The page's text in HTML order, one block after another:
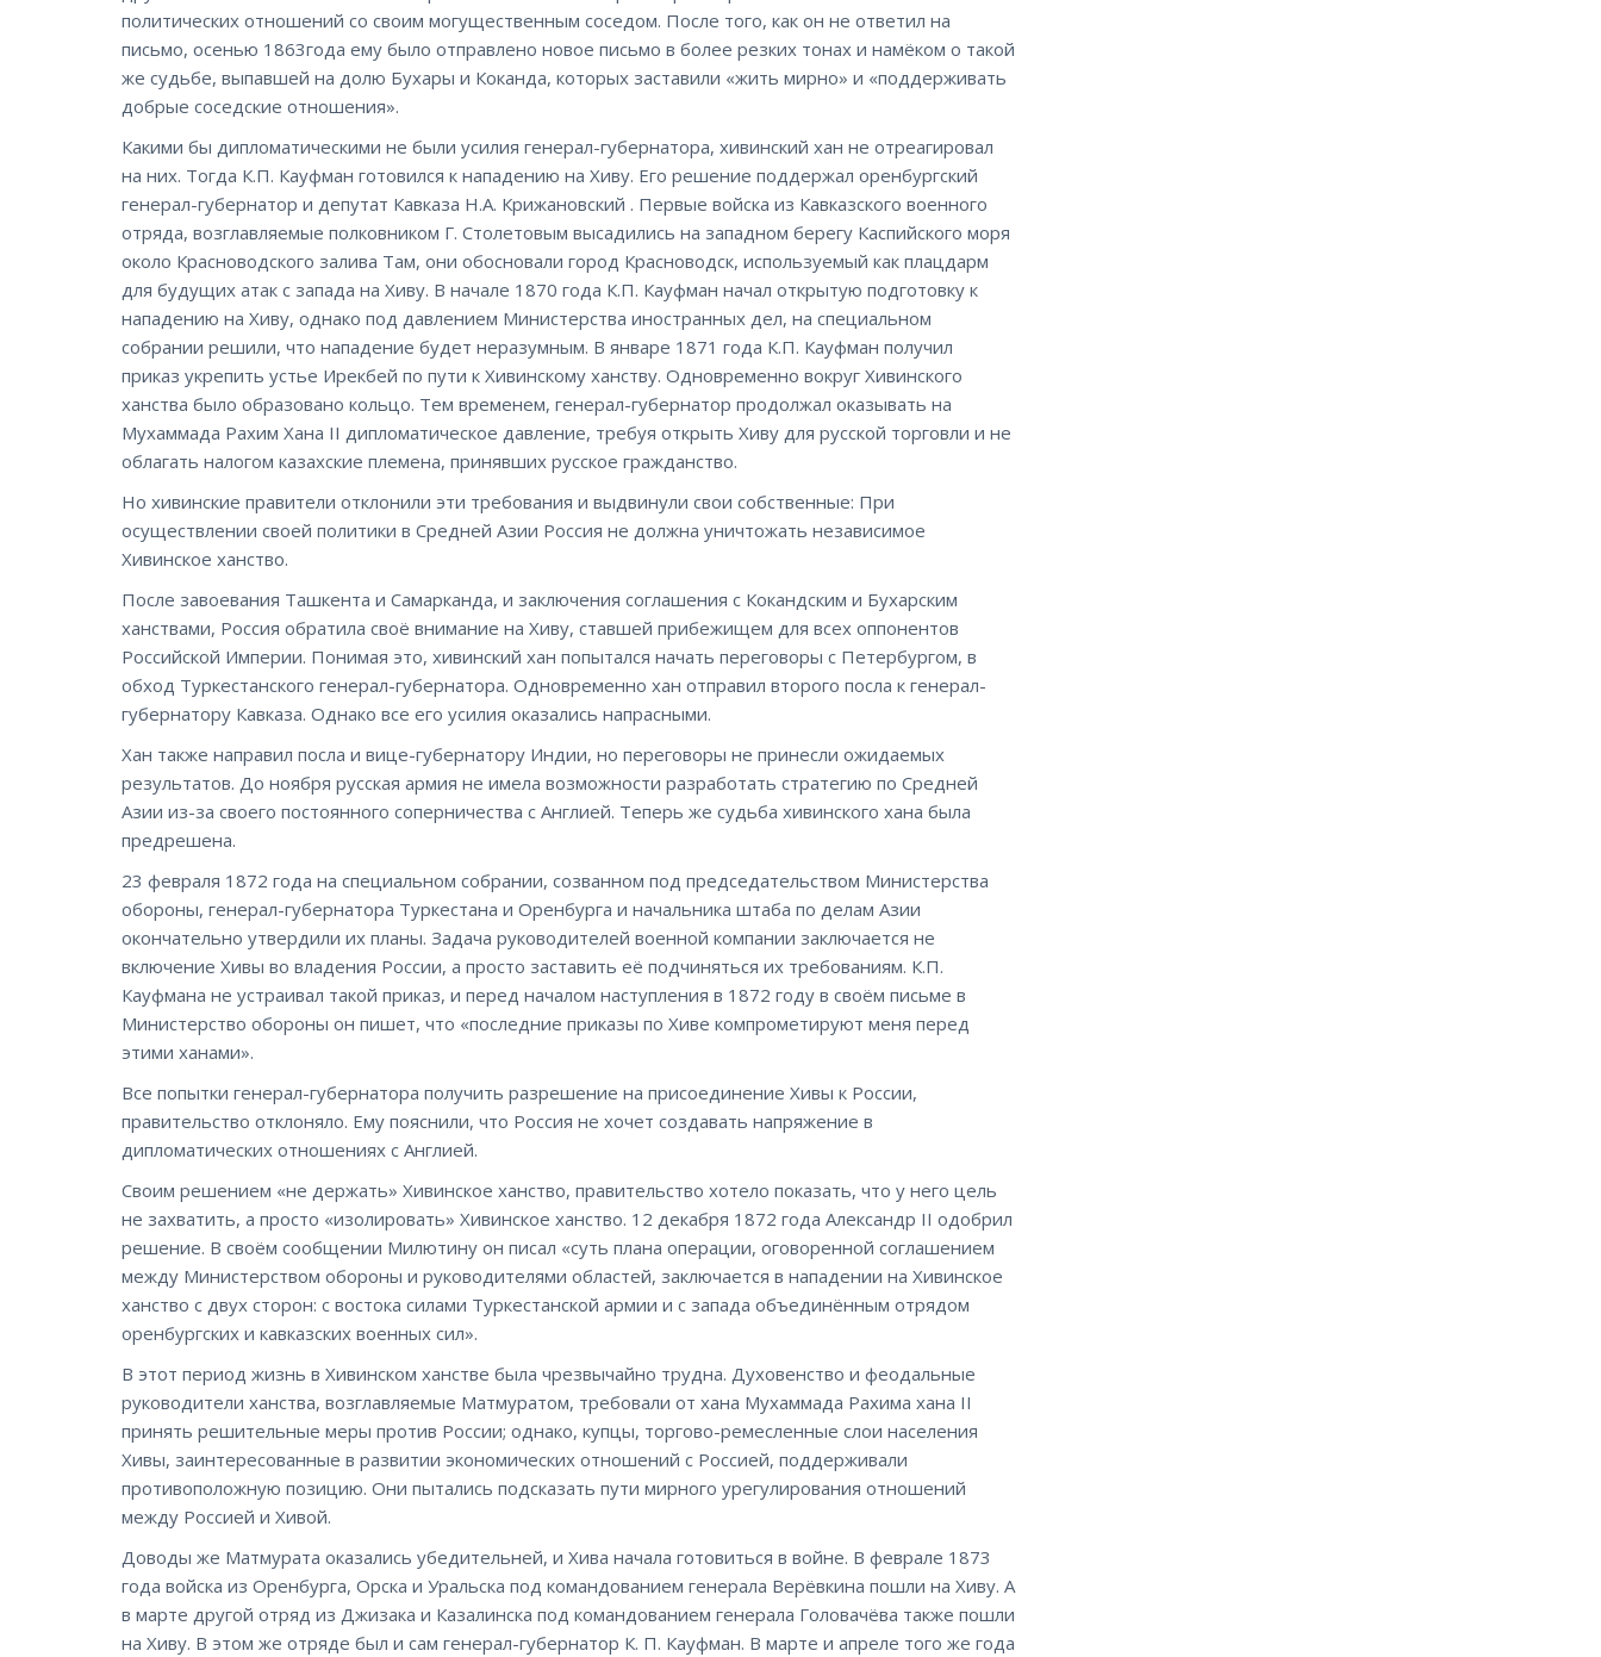
политических отношений со своим могущественным соседом. После того, как он не ответил на
письмо, осенью 1863года ему было отправлено новое письмо в более резких тонах и намёком о такой
же судьбе, выпавшей на долю Бухары и Коканда, которых заставили «жить мирно» и «поддерживать
добрые соседские отношения».
Какими бы дипломатическими не были усилия генерал-губернатора, хивинский хан не отреагировал
на них. Тогда К.П. Кауфман готовился к нападению на Хиву. Его решение поддержал оренбургский
генерал-губернатор и депутат Кавказа Н.А. Крижановский . Первые войска из Кавказского военного
отряда, возглавляемые полковником Г. Столетовым высадились на западном берегу Каспийского моря
около Красноводского залива Там, они обосновали город Красноводск, используемый как плацдарм
для будущих атак с запада на Хиву. В начале 1870 года К.П. Кауфман начал открытую подготовку к
нападению на Хиву, однако под давлением Министерства иностранных дел, на специальном
собрании решили, что нападение будет неразумным. В январе 1871 года К.П. Кауфман получил
приказ укрепить устье Ирекбей по пути к Хивинскому ханству. Одновременно вокруг Хивинского
ханства было образовано кольцо. Тем временем, генерал-губернатор продолжал оказывать на
Мухаммада Рахим Хана II дипломатическое давление, требуя открыть Хиву для русской торговли и не
облагать налогом казахские племена, принявших русское гражданство.
Но хивинские правители отклонили эти требования и выдвинули свои собственные: При
осуществлении своей политики в Средней Азии Россия не должна уничтожать независимое
Хивинское ханство.
После завоевания Ташкента и Самарканда, и заключения соглашения с Кокандским и Бухарским
ханствами, Россия обратила своё внимание на Хиву, ставшей прибежищем для всех оппонентов
Российской Империи. Понимая это, хивинский хан попытался начать переговоры с Петербургом, в
обход Туркестанского генерал-губернатора. Одновременно хан отправил второго посла к генерал-
губернатору Кавказа. Однако все его усилия оказались напрасными.
Хан также направил посла и вице-губернатору Индии, но переговоры не принесли ожидаемых
результатов. До ноября русская армия не имела возможности разработать стратегию по Средней
Азии из-за своего постоянного соперничества с Англией. Теперь же судьба хивинского хана была
предрешена.
23 февраля 1872 года на специальном собрании, созванном под председательством Министерства
обороны, генерал-губернатора Туркестана и Оренбурга и начальника штаба по делам Азии
окончательно утвердили их планы. Задача руководителей военной компании заключается не
включение Хивы во владения России, а просто заставить её подчиняться их требованиям. К.П.
Кауфмана не устраивал такой приказ, и перед началом наступления в 1872 году в своём письме в
Министерство обороны он пишет, что «последние приказы по Хиве компрометируют меня перед
этими ханами».
Все попытки генерал-губернатора получить разрешение на присоединение Хивы к России,
правительство отклоняло. Ему пояснили, что Россия не хочет создавать напряжение в
дипломатических отношениях с Англией.
Своим решением «не держать» Хивинское ханство, правительство хотело показать, что у него цель
не захватить, а просто «изолировать» Хивинское ханство. 12 декабря 1872 года Александр II одобрил
решение. В своём сообщении Милютину он писал «суть плана операции, оговоренной соглашением
между Министерством обороны и руководителями областей, заключается в нападении на Хивинское
ханство с двух сторон: с востока силами Туркестанской армии и с запада объединённым отрядом
оренбургских и кавказских военных сил».
В этот период жизнь в Хивинском ханстве была чрезвычайно трудна. Духовенство и феодальные
руководители ханства, возглавляемые Матмуратом, требовали от хана Мухаммада Рахима хана II
принять решительные меры против России; однако, купцы, торгово-ремесленные слои населения
Хивы, заинтересованные в развитии экономических отношений с Россией, поддерживали
противоположную позицию. Они пытались подсказать пути мирного урегулирования отношений
между Россией и Хивой.
Доводы же Матмурата оказались убедительней, и Хива начала готовиться в войне. В феврале 1873
года войска из Оренбурга, Орска и Уральска под командованием генерала Верёвкина пошли на Хиву. А
в марте другой отряд из Джизака и Казалинска под командованием генерала Головачёва также пошли
на Хиву. В этом же отряде был и сам генерал-губернатор К. П. Кауфман. В марте и апреле того же года